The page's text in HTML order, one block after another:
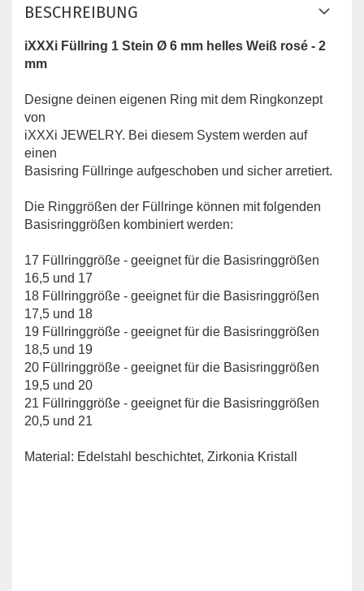
BESCHREIBUNG
iXXXi Füllring 1 Stein Ø 6 mm helles Weiß rosé - 2
mm
Designe deinen eigenen Ring mit dem Ringkonzept
von
iXXXi JEWELRY. Bei diesem System werden auf
einen
Basisring Füllringe aufgeschoben und sicher arretiert.
Die Ringgrößen der Füllringe können mit folgenden
Basisringgrößen kombiniert werden:
17 Füllringgröße - geeignet für die Basisringgrößen
16,5 und 17
18 Füllringgröße - geeignet für die Basisringgrößen
17,5 und 18
19 Füllringgröße - geeignet für die Basisringgrößen
18,5 und 19
20 Füllringgröße - geeignet für die Basisringgrößen
19,5 und 20
21 Füllringgröße - geeignet für die Basisringgrößen
20,5 und 21
Material: Edelstahl beschichtet, Zirkonia Kristall